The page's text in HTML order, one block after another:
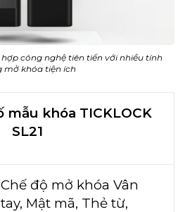
hợp công nghệ tiên tiến với nhiều tính
mở khóa tiện ích
mẫu khóa TICKLOCK
SL21
Chế độ mở khóa Vân
tay, Mật mã, Thẻ từ,